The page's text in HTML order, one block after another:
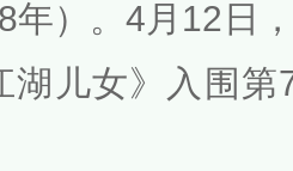
年）。4月12日
湖儿女》入围